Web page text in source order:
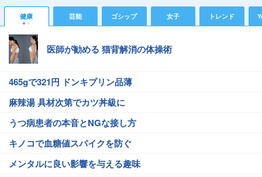
健康 芸能 ゴシップ 女子 トレンド
医師が勧める 猫背解消の体操術
465gで321円 ドンキプリン品薄
麻辣湯 具材次第でカツ丼級に
うつ病患者の本音とNGな接し方
キノコで血糖値スパイクを防ぐ
メンタルに良い影響を与える趣味